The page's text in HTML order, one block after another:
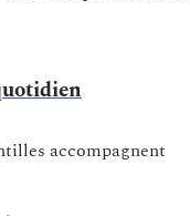
accompagnent